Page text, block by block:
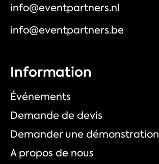
info@eventpartners.nl
info@eventpartners.be
Information
Événements
Demande de devis
Demander une démonstration
A propos de nous